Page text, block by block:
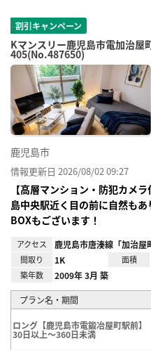
割引キャンペーン
Kマンスリー鹿児島市電加治屋
405(No.487650)
鹿児島市
情報更新日 2026/08/02 09:27
【高層マンション・防犯カメ
島中央駅近く目の前に自然も
BOXもございます！
アクセス 鹿児島市唐湊線「加治屋
間取り 1K 面積
築年数 2009年 3月 築
プラン名・期間
ロング【鹿児島市電鍛冶屋町駅前】
30日以上～360日未満